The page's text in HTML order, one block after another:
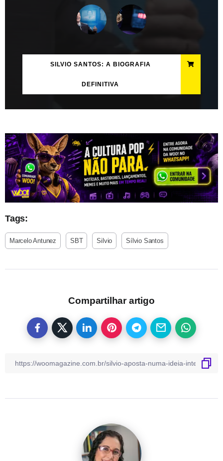
SILVIO SANTOS: A BIOGRAFIA
DEFINITIVA
Tags:
Marcelo Antunez SBT Silvio Sílvio Santos
Compartilhar artigo